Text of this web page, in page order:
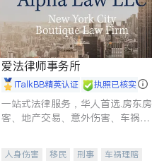
爱法律师事务所
iTalkBB精英认证 执照已核实
一站式法律服务，华人首选.房东房
客、地产交易、意外伤害、车祸重
人身伤害 移民 刑事
车祸理赔